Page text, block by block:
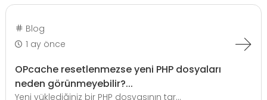
Blog
1 ay önce
OPcache resetlenmezse yeni PHP dosyaları
neden görünmeyebilir?...
Yeni yüklediğiniz bir PHP dosyasının tar...